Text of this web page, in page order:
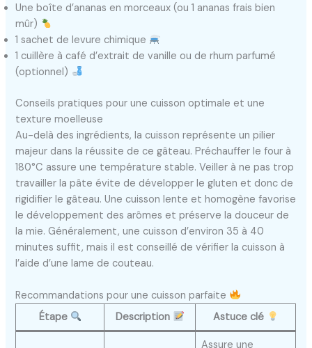
Une boîte d’ananas en morceaux (ou 1 ananas frais bien
mûr)
1 sachet de levure chimique
1 cuillère à café d’extrait de vanille ou de rhum parfumé
(optionnel)
Conseils pratiques pour une cuisson optimale et une
texture moelleuse
Au-delà des ingrédients, la cuisson représente un pilier
majeur dans la réussite de ce gâteau. Préchauffer le four à
180°C assure une température stable. Veiller à ne pas trop
travailler la pâte évite de développer le gluten et donc de
rigidifier le gâteau. Une cuisson lente et homogène favorise
le développement des arômes et préserve la douceur de
la mie. Généralement, une cuisson d’environ 35 à 40
minutes suffit, mais il est conseillé de vérifier la cuisson à
l’aide d’une lame de couteau.
Recommandations pour une cuisson parfaite
Étape
Description Astuce clé
Assure une